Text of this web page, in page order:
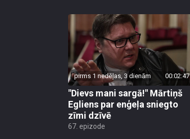
pirms 1 nedēļas, 3 dienām 00:02:47
"Dievs mani sargā!" Mārtiņš
Egliens par enģeļa sniegto
zīmi dzīvē
67. epizode